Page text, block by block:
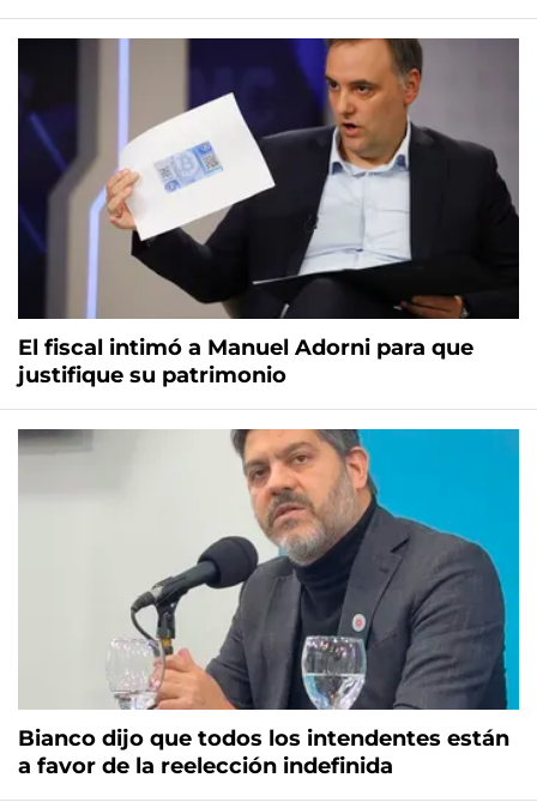
El fiscal intimó a Manuel Adorni para que
justifique su patrimonio
Bianco dijo que todos los intendentes están
a favor de la reelección indefinida